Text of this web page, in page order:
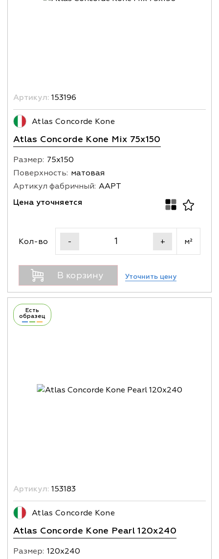
Артикул: 153196
Atlas Concorde Kone
Atlas Concorde Kone Mix 75x150
Размер: 75х150
Поверхность: матовая
Артикул фабричный: AAPT
Цена уточняется
Кол-во - + м²
В корзину Уточнить цену
Есть
образец
Артикул: 153183
Atlas Concorde Kone
Atlas Concorde Kone Pearl 120x240
Размер: 120х240